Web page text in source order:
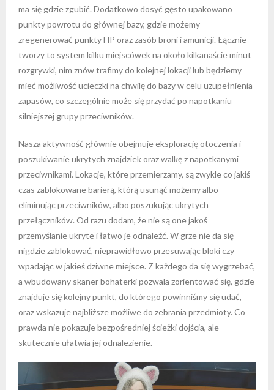
ma się gdzie zgubić. Dodatkowo dosyć gęsto upakowano
punkty powrotu do głównej bazy, gdzie możemy
zregenerować punkty HP oraz zasób broni i amunicji. Łącznie
tworzy to system kilku miejscówek na około kilkanaście minut
rozgrywki, nim znów trafimy do kolejnej lokacji lub będziemy
mieć możliwość ucieczki na chwilę do bazy w celu uzupełnienia
zapasów, co szczególnie może się przydać po napotkaniu
silniejszej grupy przeciwników.
Nasza aktywność głównie obejmuje eksplorację otoczenia i
poszukiwanie ukrytych znajdziek oraz walkę z napotkanymi
przeciwnikami. Lokacje, które przemierzamy, są zwykle co jakiś
czas zablokowane barierą, którą usunąć możemy albo
eliminując przeciwników, albo poszukując ukrytych
przełączników. Od razu dodam, że nie są one jakoś
przemyślanie ukryte i łatwo je odnaleźć. W grze nie da się
nigdzie zablokować, nieprawidłowo przesuwając bloki czy
wpadając w jakieś dziwne miejsce. Z każdego da się wygrzebać,
a wbudowany skaner bohaterki pozwala zorientować się, gdzie
znajduje się kolejny punkt, do którego powinniśmy się udać,
oraz wskazuje najbliższe możliwe do zebrania przedmioty. Co
prawda nie pokazuje bezpośredniej ścieżki dojścia, ale
skutecznie ułatwia jej odnalezienie.